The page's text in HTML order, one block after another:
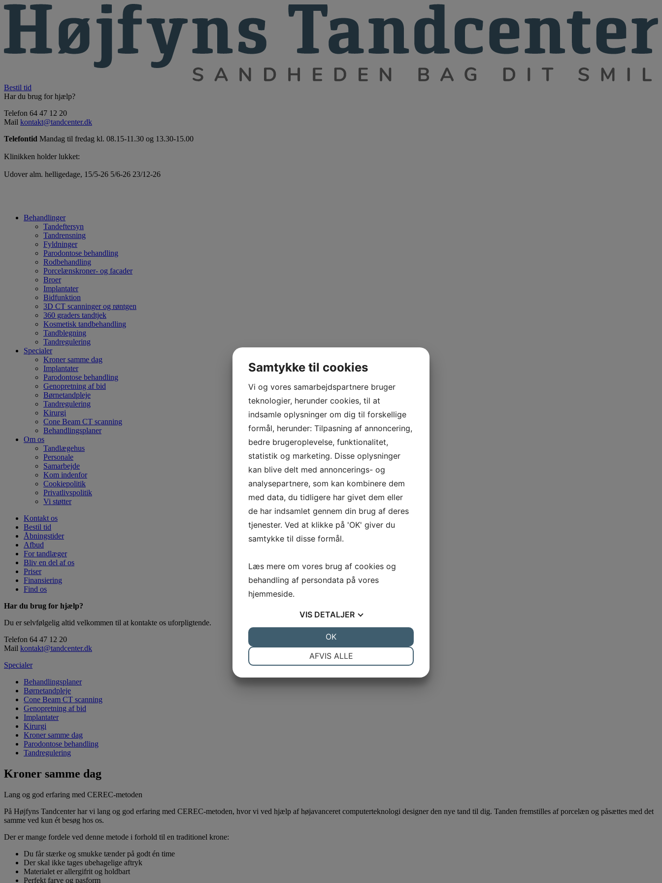
Bestil tid
Har du brug for hjælp?
Telefon 64 47 12 20
Mail kontakt@tandcenter.dk
Telefontid Mandag til fredag kl. 08.15-11.30 og 13.30-15.00
Klinikken holder lukket:
Udover alm. helligedage, 15/5-26 5/6-26 23/12-26
Behandlinger
Tandeftersyn
Tandrensning
Fyldninger
Parodontose behandling
Rodbehandling
Porcelænskroner- og facader
Broer
Implantater
Bidfunktion
3D CT scanninger og røntgen
360 graders tandtjek
Kosmetisk tandbehandling
Tandblegning
Tandregulering
Specialer
Kroner samme dag
Implantater
Parodontose behandling
Genopretning af bid
Børnetandpleje
Tandregulering
Kirurgi
Cone Beam CT scanning
Behandlingsplaner
Om os
Tandlægehus
Personale
Samarbejde
Kom indenfor
Cookiepolitik
Privatlivspolitik
Vi støtter
Kontakt os
Bestil tid
Åbningstider
Afbud
For tandlæger
Bliv en del af os
Priser
Finansiering
Find os
Har du brug for hjælp?
Du er selvfølgelig altid velkommen til at kontakte os uforpligtende.
Telefon 64 47 12 20
Mail kontakt@tandcenter.dk
Specialer
Behandlingsplaner
Børnetandpleje
Cone Beam CT scanning
Genopretning af bid
Implantater
Kirurgi
Kroner samme dag
Parodontose behandling
Tandregulering
Kroner samme dag
Lang og god erfaring med CEREC-metoden
På Højfyns Tandcenter har vi lang og god erfaring med CEREC-metoden, hvor vi ved hjælp af højavanceret computerteknologi designer den nye tand til dig. Tanden fremstilles af porcelæn og påsættes med det
samme ved kun ét besøg hos os.
Der er mange fordele ved denne metode i forhold til en traditionel krone:
Du får stærke og smukke tænder på godt én time
Der skal ikke tages ubehagelige aftryk
Materialet er allergifrit og holdbart
Perfekt farve og pasform
Samtykke til cookies
Vi og vores samarbejdspartnere bruger
teknologier, herunder cookies, til at
indsamle oplysninger om dig til forskellige
formål, herunder: Tilpasning af annoncering,
bedre brugeroplevelse, funktionalitet,
statistik og marketing. Disse oplysninger
kan blive delt med annoncerings- og
analysepartnere, som kan kombinere dem
med data, du tidligere har givet dem eller
de har indsamlet gennem din brug af deres
tjenester. Ved at klikke på 'OK' giver du
samtykke til disse formål.
Læs mere om vores brug af cookies og
behandling af persondata på vores
hjemmeside.
VIS DETALJER
AFVIS ALLE
OK